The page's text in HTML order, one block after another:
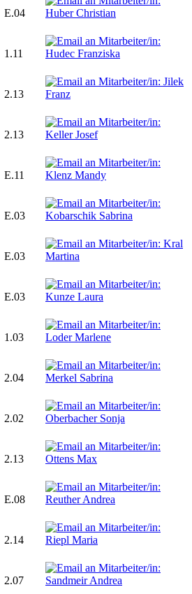
E.04
1.11
2.13
2.13
E.11
E.03
E.03
E.03
1.03
2.04
2.02
2.13
E.08
2.14
2.07